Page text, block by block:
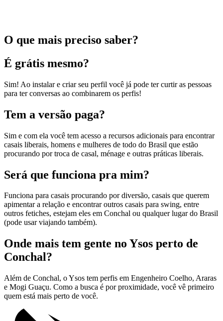
O que mais preciso saber?
É grátis mesmo?
Sim! Ao instalar e criar seu perfil você já pode ter curtir as pessoas
para ter conversas ao combinarem os perfis!
Tem a versão paga?
Sim e com ela você tem acesso a recursos adicionais para encontrar
casais liberais, homens e mulheres de todo do Brasil que estão
procurando por troca de casal, ménage e outras práticas liberais.
Será que funciona pra mim?
Funciona para casais procurando por diversão, casais que querem
apimentar a relação e encontrar outros casais para swing, entre
outros fetiches, estejam eles em Conchal ou qualquer lugar do Brasil
(pode usar viajando também).
Onde mais tem gente no Ysos perto de
Conchal?
Além de Conchal, o Ysos tem perfis em Engenheiro Coelho, Araras
e Mogi Guaçu. Como a busca é por proximidade, você vê primeiro
quem está mais perto de você.